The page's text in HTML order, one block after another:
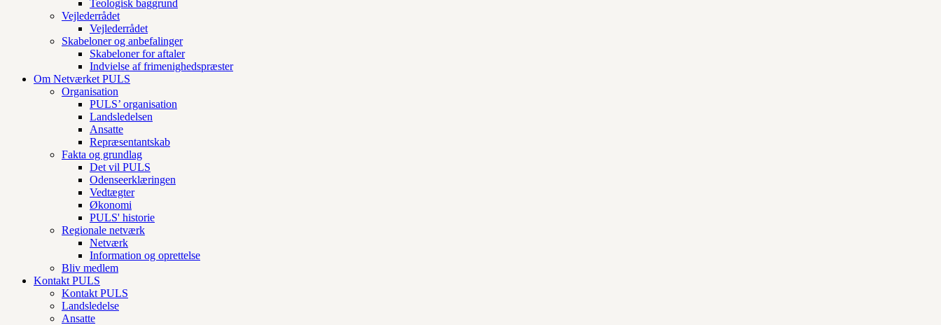
Teologisk baggrund
Vejlederrådet
Vejlederrådet
Skabeloner og anbefalinger
Skabeloner for aftaler
Indvielse af frimenighedspræster
Om Netværket PULS
Organisation
PULS’ organisation
Landsledelsen
Ansatte
Repræsentantskab
Fakta og grundlag
Det vil PULS
Odenseerklæringen
Vedtægter
Økonomi
PULS' historie
Regionale netværk
Netværk
Information og oprettelse
Bliv medlem
Kontakt PULS
Kontakt PULS
Landsledelse
Ansatte